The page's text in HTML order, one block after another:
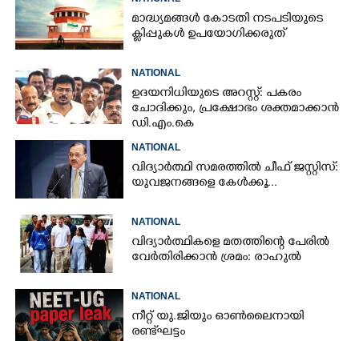
ബോംബേറ്
മാദ്ധ്യമങ്ങൾ കോടതി നടപടിയുടെ
ക്ലിപ്പുകൾ ഉപയോഗിക്കരുത്
NATIONAL
ഉദയനിധിയുടെ അറസ്റ്റ്: പകരം
ചോദിക്കും,​ പ്രക്ഷോഭം ശക്തമാക്കാൻ
ഡി.എം.കെ
NATIONAL
വിദ്യാർത്ഥി സമരത്തിൽ ചീഫ് ജസ്റ്റിസ്:
യുവജനങ്ങളെ കേൾക്കൂ...
NATIONAL
വിദ്യാർത്ഥികളെ മതത്തിന്റെ പേരിൽ
വേർതിരിക്കാൻ ശ്രമം: രാഹുൽ
NATIONAL
നീറ്റ് യു.ജിയും ഓൺലൈനായി
രണ്ട് ഘട്ടം